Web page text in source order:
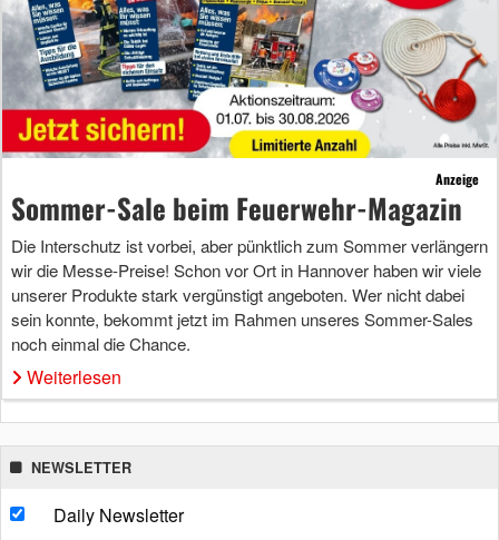
Anzeige
Sommer-Sale beim Feuerwehr-Magazin
Die Interschutz ist vorbei, aber pünktlich zum Sommer verlängern
wir die Messe-Preise! Schon vor Ort in Hannover haben wir viele
unserer Produkte stark vergünstigt angeboten. Wer nicht dabei
sein konnte, bekommt jetzt im Rahmen unseres Sommer-Sales
noch einmal die Chance.
Weiterlesen
NEWSLETTER
Daily Newsletter